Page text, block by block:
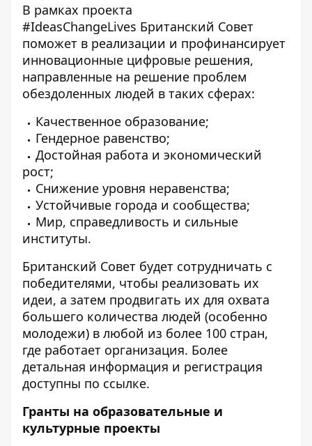
В рамках проекта
#IdeasChangeLives Британский Совет
поможет в реализации и профинансирует
инновационные цифровые решения,
направленные на решение проблем
обездоленных людей в таких сферах:
Качественное образование;
Гендерное равенство;
Достойная работа и экономический
рост;
Снижение уровня неравенства;
Устойчивые города и сообщества;
Мир, справедливость и сильные
институты.
Британский Совет будет сотрудничать с
победителями, чтобы реализовать их
идеи, а затем продвигать их для охвата
большего количества людей (особенно
молодежи) в любой из более 100 стран,
где работает организация. Более
детальная информация и регистрация
доступны по ссылке.
Гранты на образовательные и
культурные проекты